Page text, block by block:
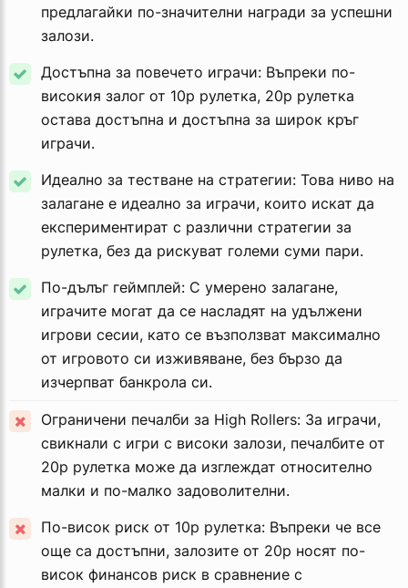
предлагайки по-значителни награди за успешни
залози.
Достъпна за повечето играчи: Въпреки по-
високия залог от 10p рулетка, 20p рулетка
остава достъпна и достъпна за широк кръг
играчи.
Идеално за тестване на стратегии: Това ниво на
залагане е идеално за играчи, които искат да
експериментират с различни стратегии за
рулетка, без да рискуват големи суми пари.
По-дълъг геймплей: С умерено залагане,
играчите могат да се насладят на удължени
игрови сесии, като се възползват максимално
от игровото си изживяване, без бързо да
изчерпват банкрола си.
Ограничени печалби за High Rollers: За играчи,
свикнали с игри с високи залози, печалбите от
20p рулетка може да изглеждат относително
малки и по-малко задоволителни.
По-висок риск от 10p рулетка: Въпреки че все
още са достъпни, залозите от 20p носят по-
висок финансов риск в сравнение с